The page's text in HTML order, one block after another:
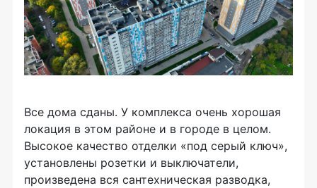
Все дома сданы. У комплекса очень хорошая
локация в этом районе и в городе в целом.
Высокое качество отделки «под серый ключ»,
установлены розетки и выключатели,
произведена вся сантехническая разводка,